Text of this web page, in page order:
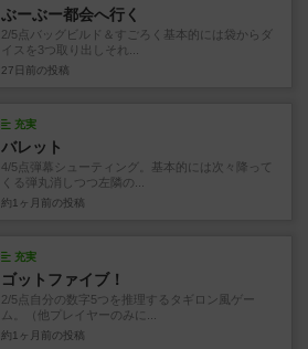
ぶーぶー都会へ行く
2/5点バッグビルド＆すごろく基本的には袋からダ
イスを3つ取り出しそれ...
27日前 の投稿
充実
バレット
4/5点弾幕シューティング。基本的には次々降って
くる弾丸消しつつ左隣の...
約1ヶ月前 の投稿
充実
ゴットファイブ！
2/5点自分の数字5つを推理するタギロン風ゲー
ム。（他プレイヤーのみに...
約1ヶ月前 の投稿